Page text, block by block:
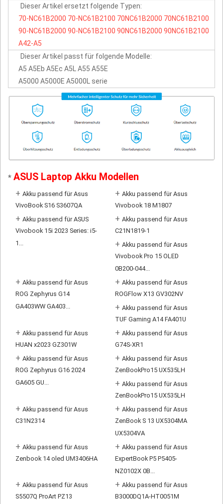
Dieser Artikel ersetzt folgende Typen:
70-NC61B2000 70-NC61B2100 70NC61B2000 70NC61B2100
90-NC61B2000 90-NC61B2100 90NC61B2000 90NC61B2100
A42-A5
Dieser Artikel passt für folgende Modelle:
A5 A5Eb A5Ec A5L A55 A55E
A5000 A5000E A5000L serie
* ASUS Laptop Akku Modellen
+ Akku passend für Asus
VivoBook S16 S3607QA
+ Akku passend für Asus
Vivobook 18 M1807
+ Akku passend für ASUS
Vivobook 15i 2023 Series: i5-
1...
+ Akku passend für Asus
C21N1819-1
+ Akku passend für Asus
Vivobook Pro 15 OLED
0B200-044...
+ Akku passend für Asus
ROG Zephyrus G14
GA403WW GA403...
+ Akku passend für Asus
ROGFlow X13 GV302NV
+ Akku passend für Asus
TUF Gaming A14 FA401U
+ Akku passend für Asus
HUAN x2023 GZ301W
+ Akku passend für Asus
G74S-XR1
+ Akku passend für Asus
ROG Zephyrus G16 2024
GA605 GU...
+ Akku passend für Asus
ZenBookPro15 UX535LH
+ Akku passend für Asus
ZenBookPro15 UX535LH
+ Akku passend für Asus
C31N2314
+ Akku passend für Asus
ZenBook S 13 UX5304MA
UX5304VA
+ Akku passend für Asus
Zenbook 14 oled UM3406HA
+ Akku passend für Asus
ExpertBook P5 P5405-
NZ0102X 0B...
+ Akku passend für Asus
S5507Q ProArt PZ13
+ Akku passend für Asus
B3000DQ1A-HT0051M